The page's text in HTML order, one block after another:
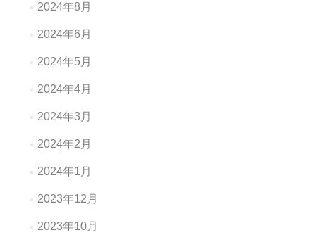
2024年8月
2024年6月
2024年5月
2024年4月
2024年3月
2024年2月
2024年1月
2023年12月
2023年10月